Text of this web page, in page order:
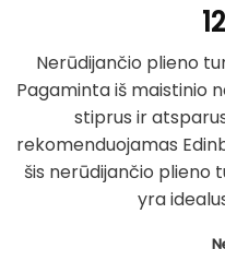
Nerūdijančio plieno
Pagaminta iš maistinio
stiprus ir
rekomenduojamas
šis nerūdijančio plieno
yra